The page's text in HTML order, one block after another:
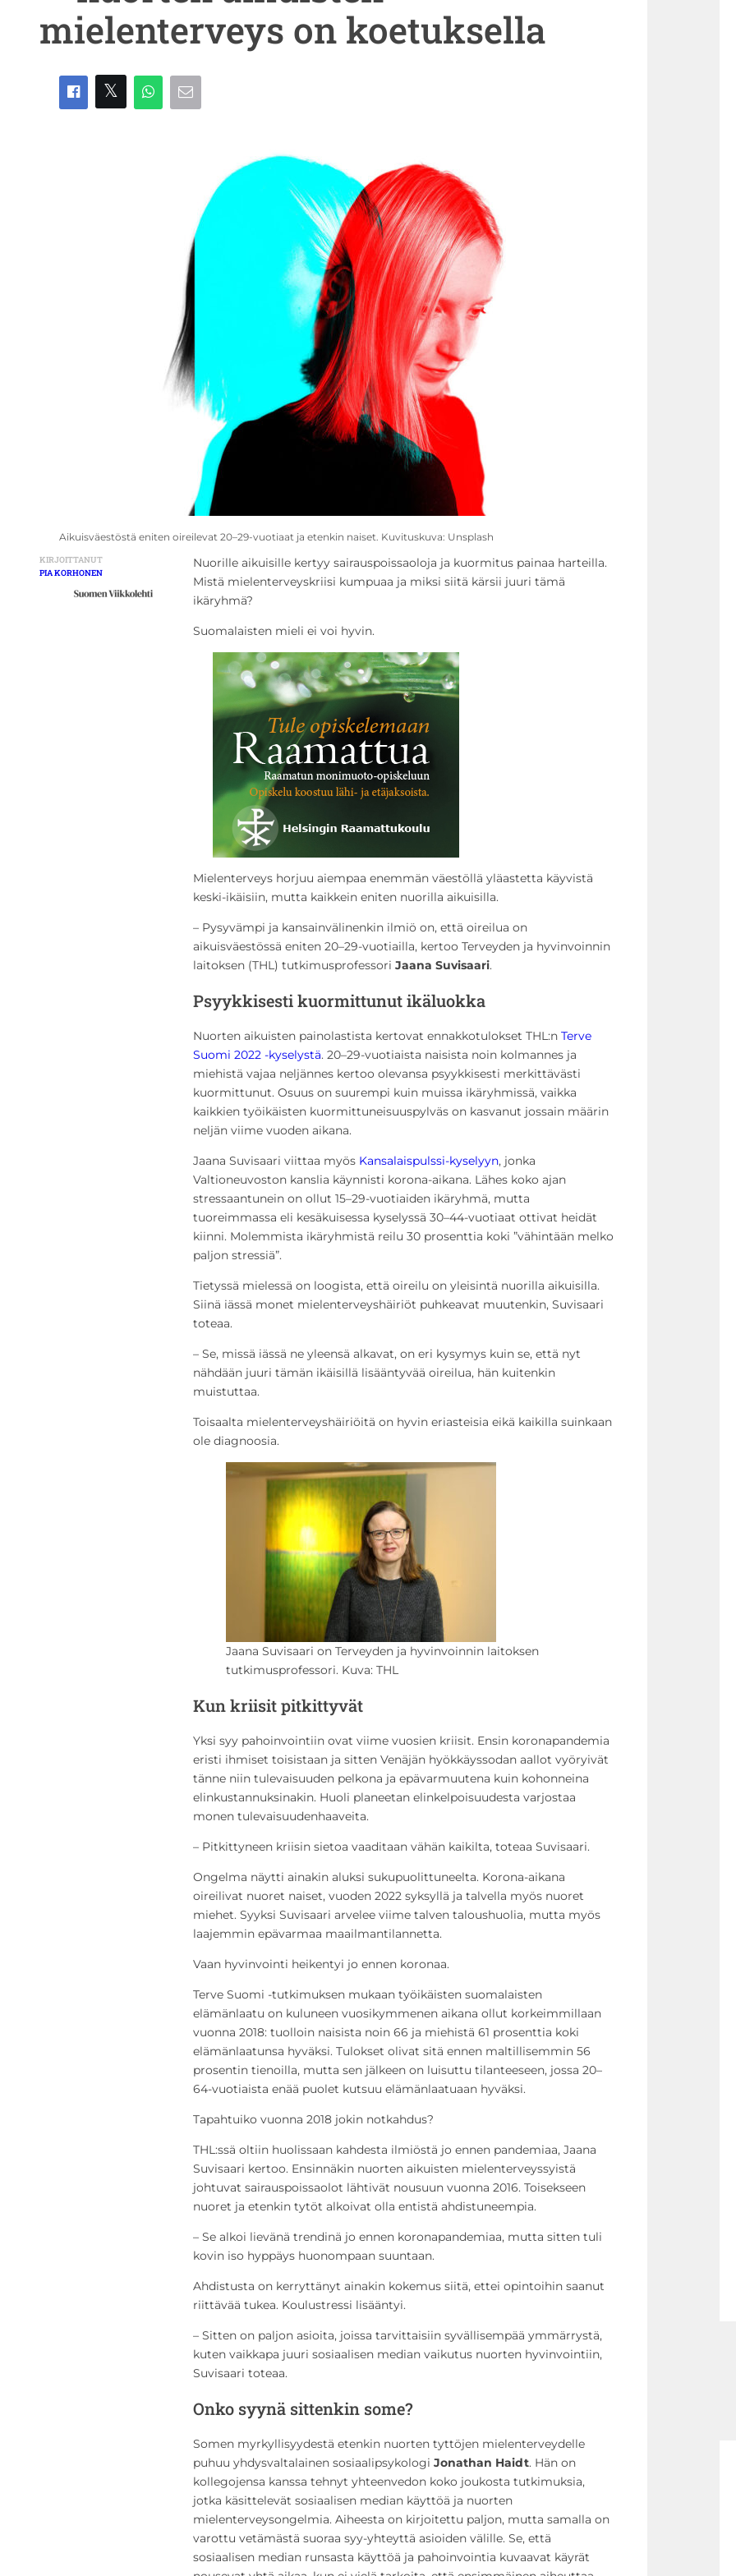
mielenterveys on koetuksella
Aikuisväestöstä eniten oireilevat 20–29-vuotiaat ja etenkin naiset. Kuvituskuva: Unsplash
KIRJOITTANUT
PIA KORHONEN
Nuorille aikuisille kertyy sairauspoissaoloja ja kuormitus painaa harteilla.
Mistä mielenterveyskriisi kumpuaa ja miksi siitä kärsii juuri tämä
ikäryhmä?
Suomalaisten mieli ei voi hyvin.
Mielenterveys horjuu aiempaa enemmän väestöllä yläastetta käyvistä
keski-ikäisiin, mutta kaikkein eniten nuorilla aikuisilla.
– Pysyvämpi ja kansainvälinenkin ilmiö on, että oireilua on
aikuisväestössä eniten 20–29-vuotiailla, kertoo Terveyden ja hyvinvoinnin
laitoksen (THL) tutkimusprofessori Jaana Suvisaari.
Psyykkisesti kuormittunut ikäluokka
Nuorten aikuisten painolastista kertovat ennakkotulokset THL:n Terve
Suomi 2022 -kyselystä. 20–29-vuotiaista naisista noin kolmannes ja
miehistä vajaa neljännes kertoo olevansa psyykkisesti merkittävästi
kuormittunut. Osuus on suurempi kuin muissa ikäryhmissä, vaikka
kaikkien työikäisten kuormittuneisuuspylväs on kasvanut jossain määrin
neljän viime vuoden aikana.
Jaana Suvisaari viittaa myös Kansalaispulssi-kyselyyn, jonka
Valtioneuvoston kanslia käynnisti korona-aikana. Lähes koko ajan
stressaantunein on ollut 15–29-vuotiaiden ikäryhmä, mutta
tuoreimmassa eli kesäkuisessa kyselyssä 30–44-vuotiaat ottivat heidät
kiinni. Molemmista ikäryhmistä reilu 30 prosenttia koki ”vähintään melko
paljon stressiä”.
Tietyssä mielessä on loogista, että oireilu on yleisintä nuorilla aikuisilla.
Siinä iässä monet mielenterveyshäiriöt puhkeavat muutenkin, Suvisaari
toteaa.
– Se, missä iässä ne yleensä alkavat, on eri kysymys kuin se, että nyt
nähdään juuri tämän ikäisillä lisääntyvää oireilua, hän kuitenkin
muistuttaa.
Toisaalta mielenterveyshäiriöitä on hyvin eriasteisia eikä kaikilla suinkaan
ole diagnoosia.
Jaana Suvisaari on Terveyden ja hyvinvoinnin laitoksen
tutkimusprofessori. Kuva: THL
Kun kriisit pitkittyvät
Yksi syy pahoinvointiin ovat viime vuosien kriisit. Ensin koronapandemia
eristi ihmiset toisistaan ja sitten Venäjän hyökkäyssodan aallot vyöryivät
tänne niin tulevaisuuden pelkona ja epävarmuutena kuin kohonneina
elinkustannuksinakin. Huoli planeetan elinkelpoisuudesta varjostaa
monen tulevaisuudenhaaveita.
– Pitkittyneen kriisin sietoa vaaditaan vähän kaikilta, toteaa Suvisaari.
Ongelma näytti ainakin aluksi sukupuolittuneelta. Korona-aikana
oireilivat nuoret naiset, vuoden 2022 syksyllä ja talvella myös nuoret
miehet. Syyksi Suvisaari arvelee viime talven taloushuolia, mutta myös
laajemmin epävarmaa maailmantilannetta.
Vaan hyvinvointi heikentyi jo ennen koronaa.
Terve Suomi -tutkimuksen mukaan työikäisten suomalaisten
elämänlaatu on kuluneen vuosikymmenen aikana ollut korkeimmillaan
vuonna 2018: tuolloin naisista noin 66 ja miehistä 61 prosenttia koki
elämänlaatunsa hyväksi. Tulokset olivat sitä ennen maltillisemmin 56
prosentin tienoilla, mutta sen jälkeen on luisuttu tilanteeseen, jossa 20–
64-vuotiaista enää puolet kutsuu elämänlaatuaan hyväksi.
Tapahtuiko vuonna 2018 jokin notkahdus?
THL:ssä oltiin huolissaan kahdesta ilmiöstä jo ennen pandemiaa, Jaana
Suvisaari kertoo. Ensinnäkin nuorten aikuisten mielenterveyssyistä
johtuvat sairauspoissaolot lähtivät nousuun vuonna 2016. Toisekseen
nuoret ja etenkin tytöt alkoivat olla entistä ahdistuneempia.
– Se alkoi lievänä trendinä jo ennen koronapandemiaa, mutta sitten tuli
kovin iso hyppäys huonompaan suuntaan.
Ahdistusta on kerryttänyt ainakin kokemus siitä, ettei opintoihin saanut
riittävää tukea. Koulustressi lisääntyi.
– Sitten on paljon asioita, joissa tarvittaisiin syvällisempää ymmärrystä,
kuten vaikkapa juuri sosiaalisen median vaikutus nuorten hyvinvointiin,
Suvisaari toteaa.
Onko syynä sittenkin some?
Somen myrkyllisyydestä etenkin nuorten tyttöjen mielenterveydelle
puhuu yhdysvaltalainen sosiaalipsykologi Jonathan Haidt. Hän on
kollegojensa kanssa tehnyt yhteenvedon koko joukosta tutkimuksia,
jotka käsittelevät sosiaalisen median käyttöä ja nuorten
mielenterveysongelmia. Aiheesta on kirjoitettu paljon, mutta samalla on
varottu vetämästä suoraa syy-yhteyttä asioiden välille. Se, että
sosiaalisen median runsasta käyttöä ja pahoinvointia kuvaavat käyrät